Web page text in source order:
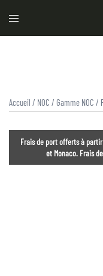
Accueil / NOC / Gamme NOC /
Frais de port offerts à
et Monaco. Frais